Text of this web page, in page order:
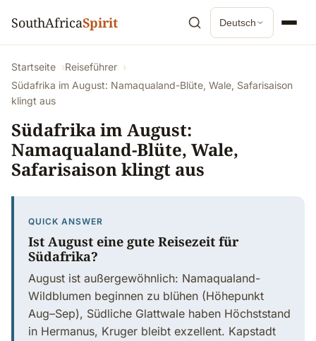
SouthAfricaSpirit Deutsch
Startseite
Reiseführer
Südafrika im August: Namaqualand-Blüte, Wale, Safarisaison
klingt aus
Südafrika im August:
Namaqualand-Blüte, Wale,
Safarisaison klingt aus
QUICK ANSWER
Ist August eine gute Reisezeit für
Südafrika?
August ist außergewöhnlich: Namaqualand-
Wildblumen beginnen zu blühen (Höhepunkt
Aug–Sep), Südliche Glattwale haben Höchststand
in Hermanus, Kruger bleibt exzellent. Kapstadt